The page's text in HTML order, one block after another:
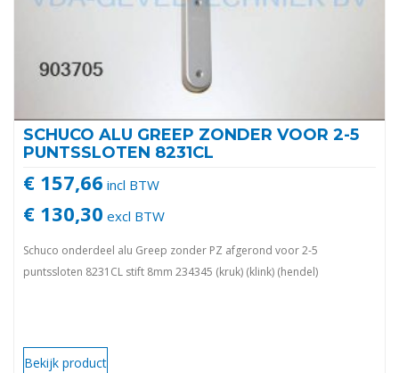
SCHUCO ALU GREEP ZONDER VOOR 2-5
PUNTSSLOTEN 8231CL
€ 157,66 incl BTW
€ 130,30 excl BTW
Schuco onderdeel alu Greep zonder PZ afgerond voor 2-5
puntssloten 8231CL stift 8mm 234345 (kruk) (klink) (hendel)
Bekijk product